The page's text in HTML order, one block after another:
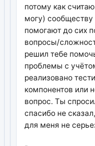
потому как
могу) сообществу
помогают до сих
вопросы/
решил тебе
проблемы с
реализовано
компонентов или
вопрос. Ты
спасибо не
для меня не